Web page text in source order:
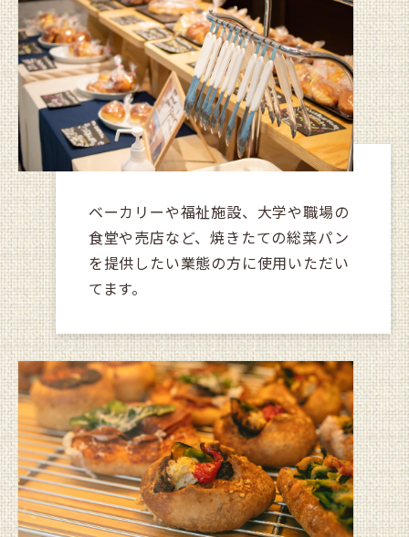
ベーカリーや福祉施設、大学や職場の
食堂や売店など、焼きたての総菜パン
を提供したい業態の方に使用いただい
てます。